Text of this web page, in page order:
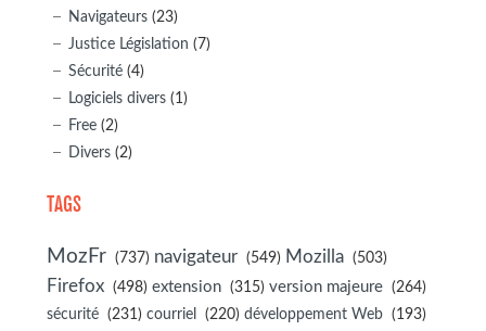
Navigateurs (23)
Justice Législation (7)
Sécurité (4)
Logiciels divers (1)
Free (2)
Divers (2)
TAGS
MozFr (737) navigateur (549) Mozilla (503)
Firefox (498) extension (315) version majeure (264)
sécurité (231) courriel (220) développement Web (193)